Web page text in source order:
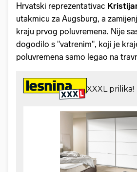
Hrvatski reprezentativac
utakmicu za Augsburg, a
kraju prvog poluvremena. Nije
dogodilo s "vatrenim", koji je
poluvremena samo legao na